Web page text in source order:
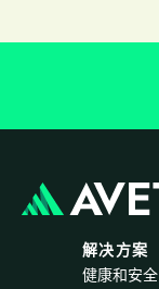
解决方案
健康和安全